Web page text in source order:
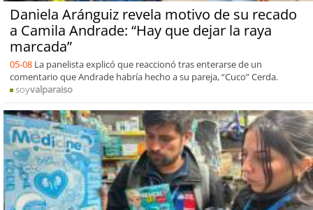
Daniela Aránguiz revela motivo de su recado
a Camila Andrade: “Hay que dejar la raya
marcada”
05-08 La panelista explicó que reaccionó tras enterarse de un
comentario que Andrade habría hecho a su pareja, “Cuco” Cerda.
soyvalparaiso